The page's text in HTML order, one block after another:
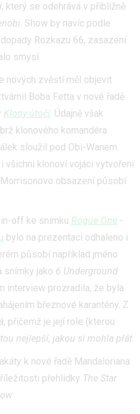
, který se odehrává v přibližně
. Show by navíc podle
Rozkazu 66, zasazení
smysl.
nových zvěstí měl objevit
Boba Fetta v nové řadě
Klony útočí. Údajně však
klonového komandéra
sloužil pod Obi-Wanem.
všichni klonoví vojáci vytvořeni
obsazení působí
off ke snímku Rogue One -
bylo na prezentaci odhaleno i
působí například jméno
snímky jako 6 Underground
interview prozradila, že byla
březnové karantény. Z
, přičemž je její role (kterou
tou nejlepší, jakou si mohla přát.
k nové řadě Mandaloriana
přehlídky The Star
.